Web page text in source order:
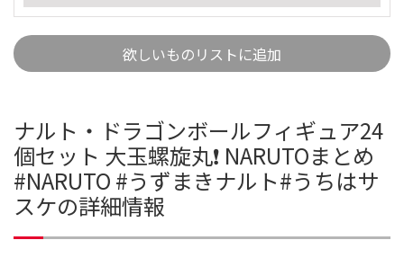
欲しいものリストに追加
ナルト・ドラゴンボールフィギュア24
個セット 大玉螺旋丸❗️ NARUTOまとめ
#NARUTO #うずまきナルト#うちはサ
スケの詳細情報